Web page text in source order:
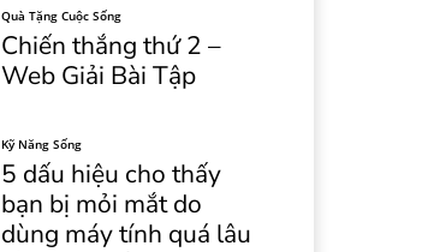
Quà Tặng Cuộc Sống
Chiến thắng thứ 2 –
Web Giải Bài Tập
Kỹ Năng Sống
5 dấu hiệu cho thấy
bạn bị mỏi mắt do
dùng máy tính quá lâu